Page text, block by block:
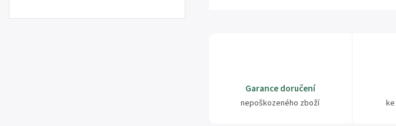
Garance doručení
nepoškozeného zboží